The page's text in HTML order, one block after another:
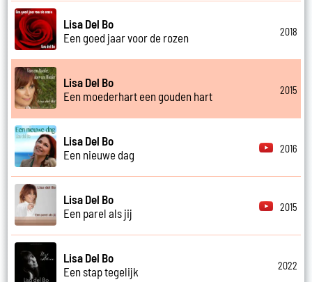
Lisa Del Bo
Een goed jaar voor de rozen
2018
Lisa Del Bo
Een moederhart een gouden hart
2015
Lisa Del Bo
Een nieuwe dag
2016
Lisa Del Bo
Een parel als jij
2015
Lisa Del Bo
Een stap tegelijk
2022